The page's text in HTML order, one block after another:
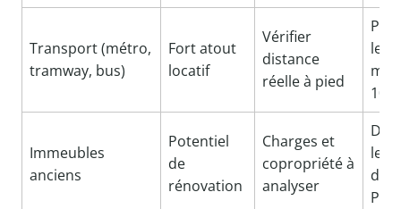
Transport (métro,
tramway, bus)
Fort atout
locatif
Vérifier
distance
réelle à pied
les
10
Immeubles
anciens
Potentiel
de
rénovation
Charges et
copropriété à
analyser
les 3
PV